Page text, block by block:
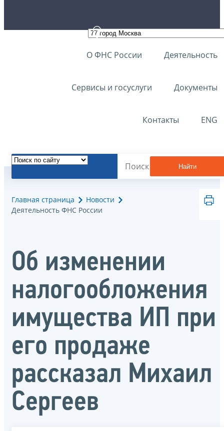
О ФНС России Деятельность
Сервисы и госуслуги Документы
Контакты ENG
Найти
Главная страница
Новости
Деятельность ФНС России
Об изменении
налогообложения
имущества ИП при
его продаже
рассказал Михаил
Сергеев